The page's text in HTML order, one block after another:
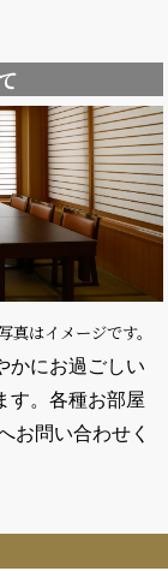
真はイメージです。
かにお過ごしい
す。各種お部屋
お問い合わせく